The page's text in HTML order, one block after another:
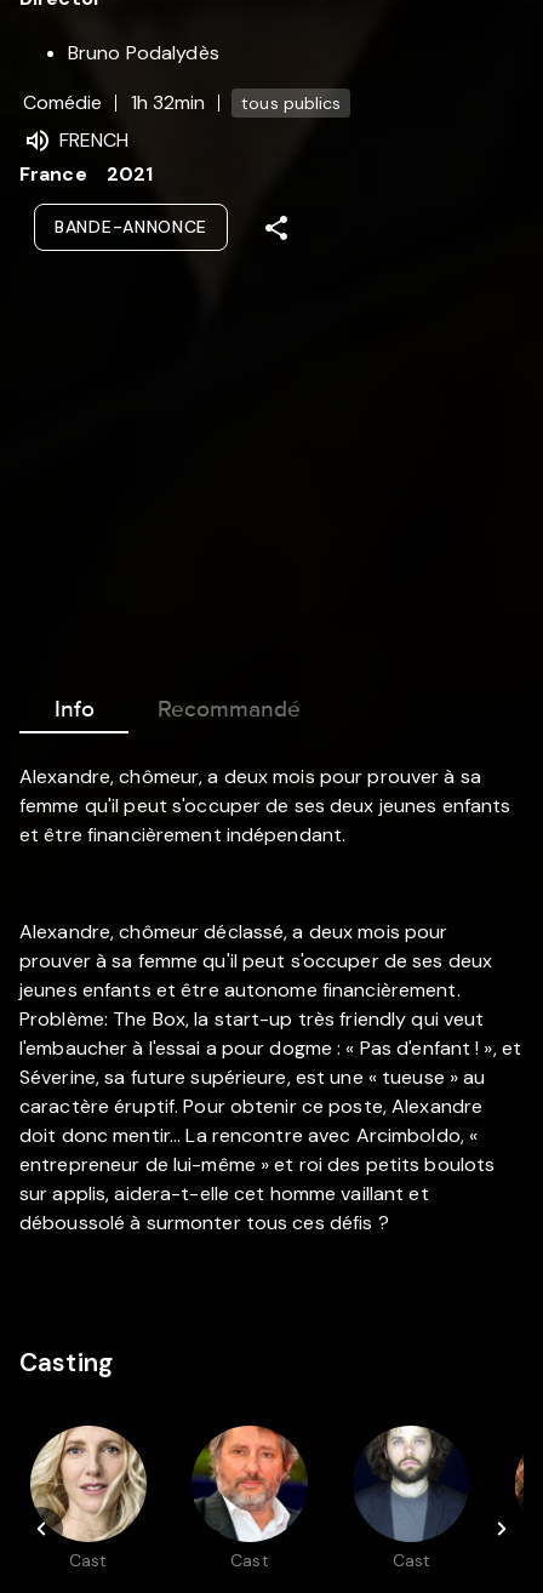
Bruno Podalydès
Comédie
1h 32min tous publics
FRENCH
France
2021
BANDE-ANNONCE
Info Recommandé
Alexandre, chômeur, a deux mois pour prouver à sa
femme qu'il peut s'occuper de ses deux jeunes enfants
et être financièrement indépendant.
Alexandre, chômeur déclassé, a deux mois pour
prouver à sa femme qu'il peut s'occuper de ses deux
jeunes enfants et être autonome financièrement.
Problème: The Box, la start-up très friendly qui veut
l'embaucher à l'essai a pour dogme : « Pas d'enfant ! », et
Séverine, sa future supérieure, est une « tueuse » au
caractère éruptif. Pour obtenir ce poste, Alexandre
doit donc mentir... La rencontre avec Arcimboldo, «
entrepreneur de lui-même » et roi des petits boulots
sur applis, aidera-t-elle cet homme vaillant et
déboussolé à surmonter tous ces défis ?
Casting
Cast Cast Cast